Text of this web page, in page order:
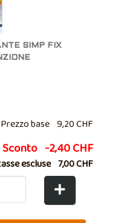
SIMP FIX
Prezzo base 9,20 CHF
Sconto -2,40 CHF
escluse 7,00 CHF